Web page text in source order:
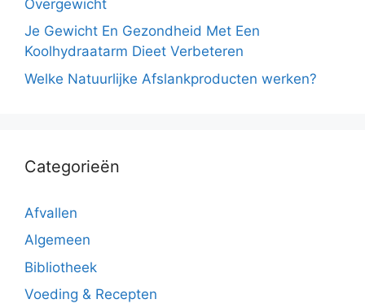
Overgewicht
Je Gewicht En Gezondheid Met Een
Koolhydraatarm Dieet Verbeteren
Welke Natuurlijke Afslankproducten werken?
Categorieën
Afvallen
Algemeen
Bibliotheek
Voeding & Recepten